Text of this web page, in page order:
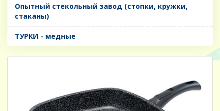
Опытный стекольный завод (стопки, кружки,
стаканы)
ТУРКИ - медные